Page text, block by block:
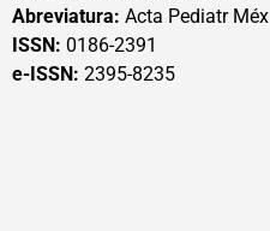
Abreviatura: Acta Pediatr Méx
ISSN: 0186-2391
e-ISSN: 2395-8235